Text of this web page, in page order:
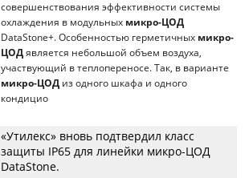
совершенствования эффективности системы
охлаждения в модульных микро-ЦОД
DataStone+. Особенностью герметичных микро-
ЦОД является небольшой объем воздуха,
участвующий в теплопереносе. Так, в варианте
микро-ЦОД из одного шкафа и одного
кондицио
«Утилекс» вновь подтвердил класс
защиты IP65 для линейки микро-ЦОД
DataStone.